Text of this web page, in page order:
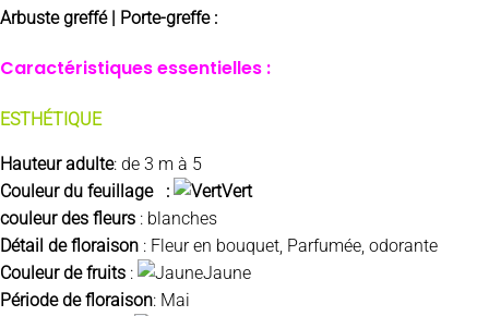
Arbuste greffé | Porte-greffe :
Caractéristiques essentielles :
ESTHÉTIQUE
Hauteur adulte: de 3 m à 5
Couleur du feuillage :
Vert
couleur des fleurs : blanches
Détail de floraison : Fleur en bouquet, Parfumée, odorante
Couleur de fruits :
Jaune
Période de floraison: Mai